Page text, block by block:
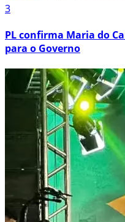
3
PL confirma Maria do
para o Governo